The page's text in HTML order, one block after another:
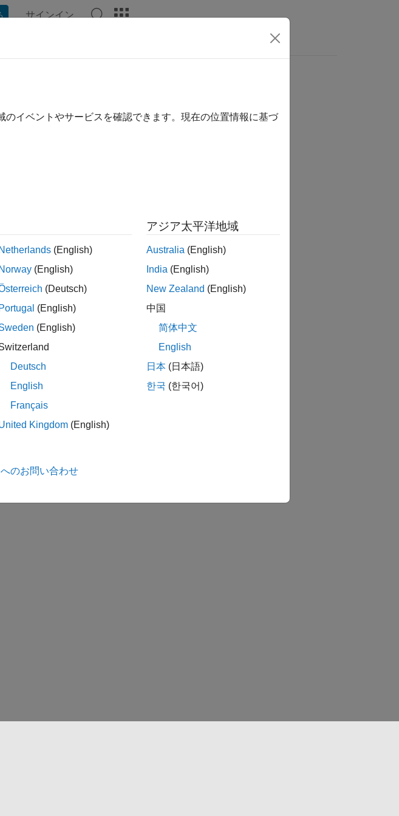
サインイン
イベントやサービスを確認できます。現在の位置情報に基づ
Netherlands (English)
Norway (English)
(Deutsch)
Portugal (English)
(English)
Deutsch
English
Français
Kingdom (English)
アジア太平洋地域
Australia (English)
India (English)
New Zealand (English)
中国
简体中文
English
日本 (日本語)
한국 (한국어)
のお問い合わせ